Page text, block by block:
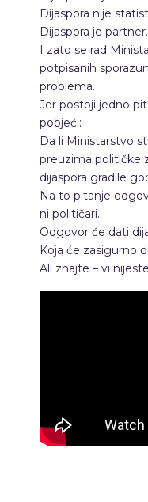
Dijaspora nije
Dijaspora je partner.
I zato se rad
potpisanih
problema.
Jer postoji jedno
pobjeći:
Da li Ministarstvo
preuzima političke
dijaspora gradile
Na to pitanje
ni političari.
Odgovor će dati
Koja će zasigurno
Ali znajte – vi